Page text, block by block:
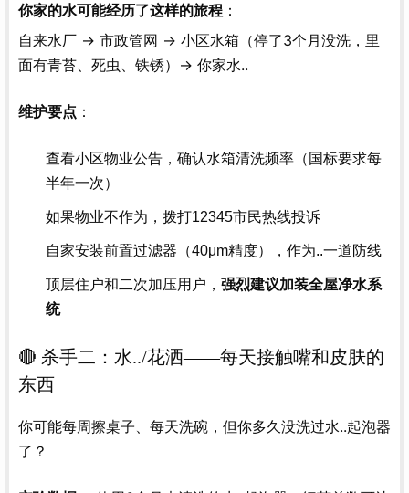
你家的水可能经历了这样的旅程 ：
自来水厂 → 市政管网 → 小区水箱（停了3个月没洗，里
面有青苔、死虫、铁锈）→ 你家水..
维护要点 ：
查看小区物业公告，确认水箱清洗频率（国标要求每
半年一次）
如果物业不作为，拨打12345市民热线投诉
自家安装前置过滤器（40μm精度），作为..一道防线
顶层住户和二次加压用户， 强烈建议加装全屋净水系
统
🔴 杀手二：水../花洒——每天接触嘴和皮肤的
东西
你可能每周擦桌子、每天洗碗，但你多久没洗过水..起泡器
了？